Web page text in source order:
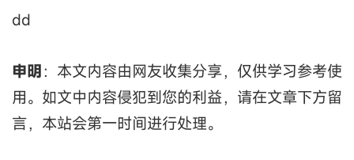
dd
申明：本文内容由网友收集分享，仅供学习参考使
用。如文中内容侵犯到您的利益，请在文章下方留
言，本站会第一时间进行处理。